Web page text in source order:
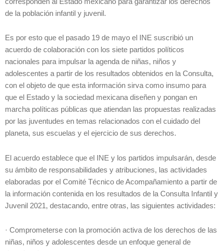
de la población infantil y juvenil.
Es por esto que el pasado 19 de mayo el INE suscribió un
acuerdo de colaboración con los siete partidos políticos
nacionales para impulsar la agenda de niñas, niños y
adolescentes a partir de los resultados obtenidos en la Consulta,
con el objeto de que esta información sirva como insumo para
que el Estado y la sociedad mexicana diseñen y pongan en
marcha políticas públicas que atiendan las propuestas realizadas
por las juventudes en temas relacionados con el cuidado del
planeta, sus escuelas y el ejercicio de sus derechos.
El acuerdo establece que el INE y los partidos impulsarán, desde
su ámbito de responsabilidades y atribuciones, las actividades
elaboradas por el Comité Técnico de Acompañamiento a partir de
la información contenida en los resultados de la Consulta Infantil y
Juvenil 2021, destacando, entre otras, las siguientes actividades:
· Comprometerse con la promoción activa de los derechos de las
niñas, niños y adolescentes desde un enfoque general de